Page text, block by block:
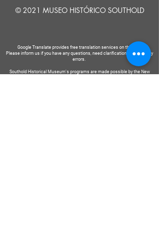
© 2021 MUSEO HISTÓRICO SOUTHOLD
Google Translate provides free translation services on this site.
Please inform us if you have any questions, need clarification or notice any
errors.
Southold Historical Museum's programs are made possible by the New